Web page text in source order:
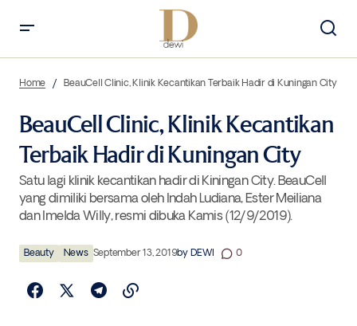
Home BeauCell Clinic, Klinik Kecantikan Terbaik Hadir di Kuningan City
BeauCell Clinic, Klinik Kecantikan
Terbaik Hadir di Kuningan City
Satu lagi klinik kecantikan hadir di Kiningan City. BeauCell
yang dimiliki bersama oleh Indah Ludiana, Ester Meiliana
dan Imelda Willy, resmi dibuka Kamis (12/9/2019).
Beauty News September 13, 2019by DEWI 0